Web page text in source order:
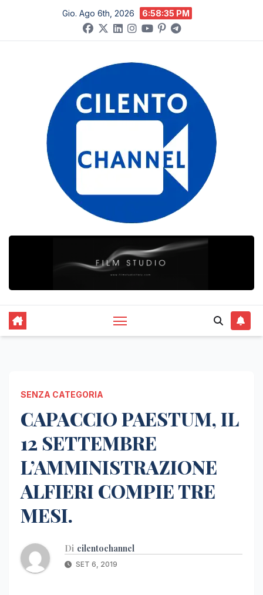
contenuto
Gio. Ago 6th, 2026 6:58:35 PM
SENZA CATEGORIA
CAPACCIO PAESTUM, IL
12 SETTEMBRE
L’AMMINISTRAZIONE
ALFIERI COMPIE TRE
MESI.
Di cilentochannel
SET 6, 2019